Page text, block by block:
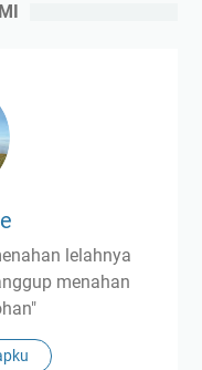
lelahnya
menahan